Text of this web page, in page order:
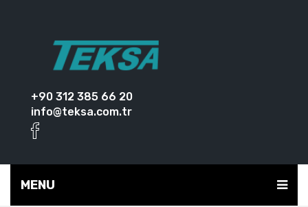
+90 312 385 66 20
info@teksa.com.tr
MENU